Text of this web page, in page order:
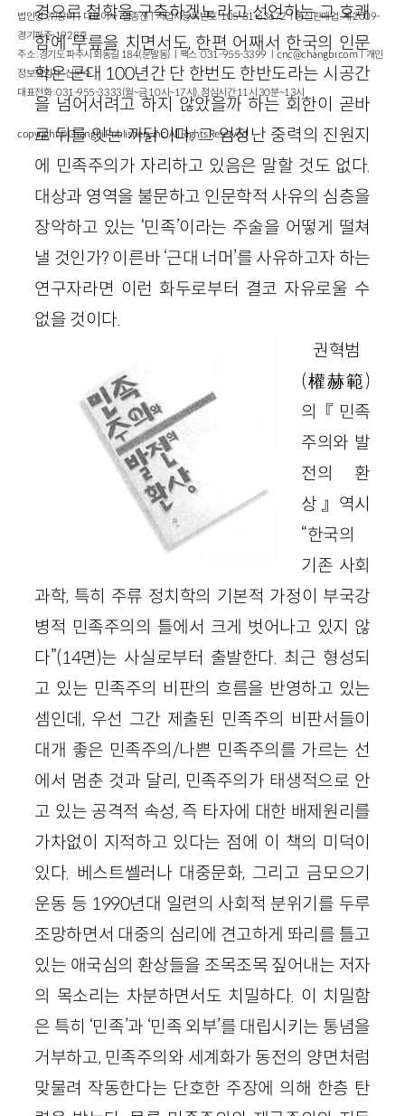
경으로 철학을 구축하겠노라고 선언하는 그 호쾌
함에 무릎을 치면서도, 한편 어째서 한국의 인문
학은 근대 100년간 단 한번도 한반도라는 시공간
을 넘어서려고 하지 않았을까 하는 회한이 곧바
로 뒤를 잇는 까닭이다. 그 엄청난 중력의 진원지
에 민족주의가 자리하고 있음은 말할 것도 없다.
대상과 영역을 불문하고 인문학적 사유의 심층을
장악하고 있는 ‘민족’이라는 주술을 어떻게 떨쳐
낼 것인가? 이른바 ‘근대 너머’를 사유하고자 하는
연구자라면 이런 화두로부터 결코 자유로울 수
없을 것이다.
권혁범
(權赫範)
의 『민족
주의와 발
전의 환
상』 역시
“한국의
기존 사회
과학, 특히 주류 정치학의 기본적 가정이 부국강
병적 민족주의의 틀에서 크게 벗어나고 있지 않
다”(14면)는 사실로부터 출발한다. 최근 형성되
고 있는 민족주의 비판의 흐름을 반영하고 있는
셈인데, 우선 그간 제출된 민족주의 비판서들이
대개 좋은 민족주의/나쁜 민족주의를 가르는 선
에서 멈춘 것과 달리, 민족주의가 태생적으로 안
고 있는 공격적 속성, 즉 타자에 대한 배제원리를
가차없이 지적하고 있다는 점에 이 책의 미덕이
있다. 베스트쎌러나 대중문화, 그리고 금모으기
운동 등 1990년대 일련의 사회적 분위기를 두루
조망하면서 대중의 심리에 견고하게 똬리를 틀고
있는 애국심의 환상들을 조목조목 짚어내는 저자
의 목소리는 차분하면서도 치밀하다. 이 치밀함
은 특히 ‘민족’과 ‘민족 외부’를 대립시키는 통념을
거부하고, 민족주의와 세계화가 동전의 양면처럼
맞물려 작동한다는 단호한 주장에 의해 한층 탄
법인명 : ㈜창비ㅣ대표이사 : 염종선ㅣ사업자등록번호 : 105-81-63672ㅣ통신판매업 : 제 2009-
경기파주-1928호
주소 : 경기도 파주시 회동길 184(문발동)ㅣ팩스 : 031-955-3399 ㅣcnc@changbi.comㅣ개인
정보책임자 : 신문수
대표전화 : 031-955-3333(월~금 10시~17시), 점심시간 11시 30분~13시
copyright © Changbi Publishers, inc. All Rights Reserved.